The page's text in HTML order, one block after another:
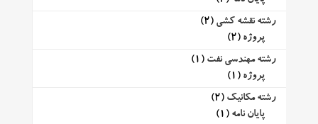
رشته نقشه کشی (2)
پروژه (2)
رشته مهندسی نفت (1)
پروژه (1)
رشته مکانیک (2)
پایان نامه (1)